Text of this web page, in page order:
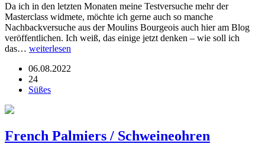
Da ich in den letzten Monaten meine Testversuche mehr der
Masterclass widmete, möchte ich gerne auch so manche
Nachbackversuche aus der Moulins Bourgeois auch hier am Blog
veröffentlichen. Ich weiß, das einige jetzt denken – wie soll ich
das… weiterlesen
06.08.2022
24
Süßes
French Palmiers / Schweineohren